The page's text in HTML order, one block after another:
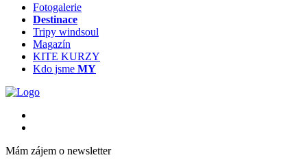
Fotogalerie
Destinace
Tripy windsoul
Magazín
KITE KURZY
Kdo jsme MY
Mám zájem o newsletter